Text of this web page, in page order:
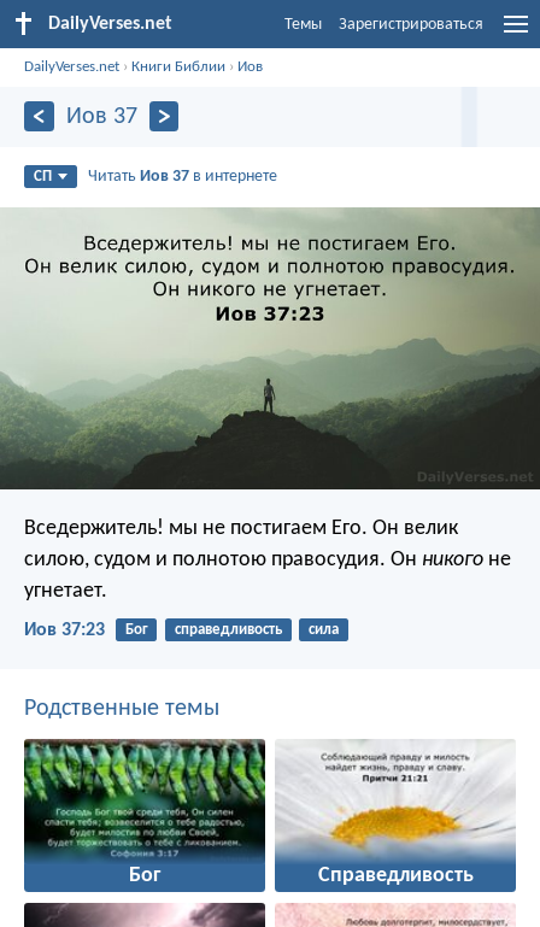
DailyVerses.net Темы Зарегистрироваться
DailyVerses.net ›Книги Библии › Иов
Иов 37
СП Читать Иов 37 в интернете
Вседержитель! мы не постигаем Его. Он велик
силою, судом и полнотою правосудия. Он никого не
угнетает.
Иов 37:23 Бог справедливость сила
Родственные темы
Бог Справедливость